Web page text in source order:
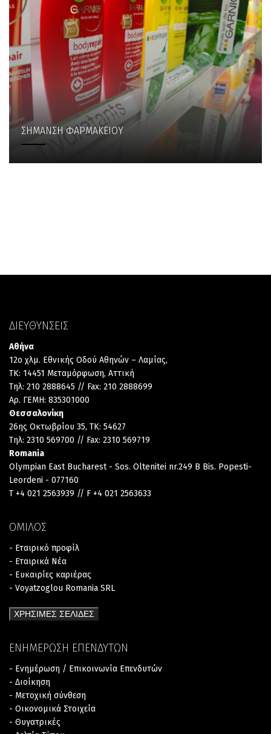
ΣΗΜΑΝΣΗ ΦΑΡΜΑΚΕΙΟΥ
ΔΙΕΥΘΥΝΣΕΙΣ
Αθήνα
12ο χλμ. Εθνικής Οδού Αθηνών – Λαμίας,
TK: 14451 Μεταμόρφωση, Αττική
Τηλ: 210 2888645 // Fax: 210 2888699
Αρ. ΓΕΜΗ: 835301000
Θεσσαλονίκη
26ης Οκτωβρίου 35, TK: 54627
Τηλ: 2310 569700 // Fax: 2310 569719
Romania
Olympian East Bucharest - Sos. Oltenitei nr.249 B Bis. Popesti-
Leordeni - 077160
T +4 021 2563939 // F +4 021 2563633
ΟΜΙΛΟΣ
- Εταιρικό προφίλ
- Εταιρικά Νέα
- Ευκαιρίες καριέρας
- Voyatzoglou Romania SRL
ΧΡΗΣΙΜΕΣ ΣΕΛΙΔΕΣ
ΕΝΗΜΕΡΩΣΗ ΕΠΕΝΔΥΤΩΝ
- Ενημέρωση / Επικοινωνία Επενδυτών
- Διοίκηση
- Μετοχική σύνθεση
- Οικονομικά Στοιχεία
- Θυγατρικές